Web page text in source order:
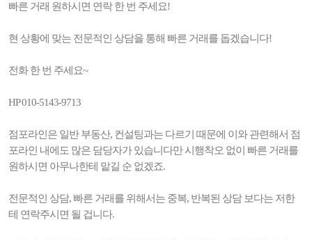
빠른 거래 원하시면 연락 한 번 주세요!
현 상황에 맞는 전문적인 상담을 통해 빠른 거래를 돕겠습니다!
전화 한 번 주세요~
HP 010-5143-9713
점포라인은 일반 부동산, 컨설팅과는 다르기 때문에 이와 관련해서 점
포라인 내에도 많은 담당자가 있습니다만 시행착오 없이 빠른 거래를
원하시면 아무나한테 맡길 순 없겠죠.
전문적인 상담, 빠른 거래를 위해서는 중복, 반복된 상담 보다는 저한
테 연락주시면 될 겁니다.